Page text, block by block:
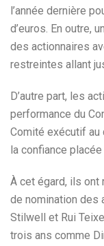
l’année dernière
d’euros. En outre,
des actionnaires
restreintes allant
D’autre part, les
performance du
Comité exécutif au
la confiance
À cet égard, ils
de nomination des
Stilwell et Rui
trois ans comme